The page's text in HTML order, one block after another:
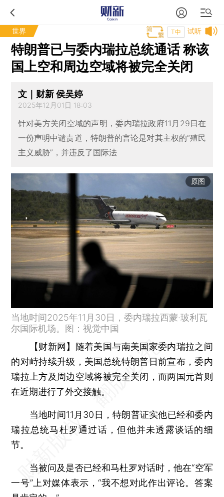
世界 试听
T中
特朗普已与委内瑞拉总统通话 称该
国上空和周边空域将被完全关闭
文｜财新 侯吴婷
2025年12月01日 18:03
针对美方关闭空域的声明，委内瑞拉政府11月29日在
一份声明中谴责道，特朗普的言论是对其主权的“殖民
主义威胁”，并违反了国际法
原图
当地时间2025年11月30日，委内瑞拉西蒙·玻利瓦
尔国际机场。图：视觉中国
【财新网】 随着美国与南美国家委内瑞拉之间
的对峙持续升级，美国总统特朗普日前宣布，委内
瑞拉上方及周边空域将被完全关闭，而两国元首则
在近期进行了外交接触。
当地时间11月30日，特朗普证实他已经和委内
瑞拉总统马杜罗通过话，但他并未透露谈话的细
节。
当被问及是否已经和马杜罗对话时，他在“空军
一号”上对媒体表示，“我不想对此作出评论。答案